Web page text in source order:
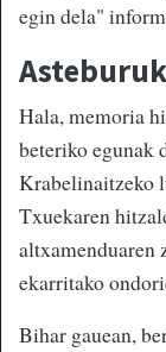
egin dela"
Hala, memoria
beteriko egunak
Krabelinaitzeko
Txuekaren
altxamenduaren
ekarritako
Bihar gauean,